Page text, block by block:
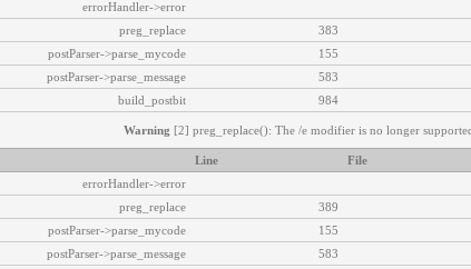
errorHandler->error
383
preg_replace
155
postParser->parse_mycode
583
postParser->parse_message
984
build_postbit
Warning [2] preg_replace(): The /e modifier is no longer
File
Line
errorHandler->error
389
preg_replace
155
postParser->parse_mycode
583
postParser->parse_message